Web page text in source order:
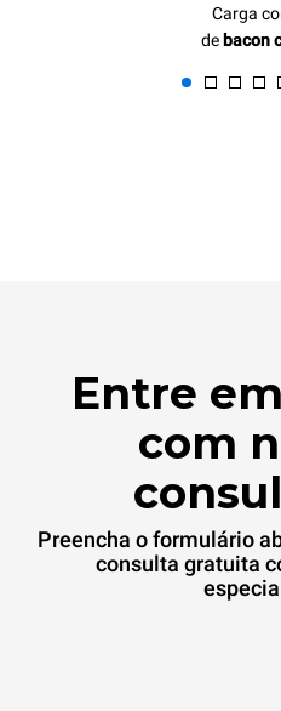
Carga
de bacon
Entre
com
Preencha o formulário
consulta gratuita